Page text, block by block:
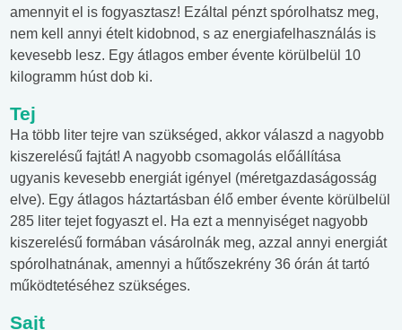
amennyit el is fogyasztasz! Ezáltal pénzt spórolhatsz meg,
nem kell annyi ételt kidobnod, s az energiafelhasználás is
kevesebb lesz. Egy átlagos ember évente körülbelül 10
kilogramm húst dob ki.
Tej
Ha több liter tejre van szükséged, akkor válaszd a nagyobb
kiszerelésű fajtát! A nagyobb csomagolás előállítása
ugyanis kevesebb energiát igényel (méretgazdaságosság
elve). Egy átlagos háztartásban élő ember évente körülbelül
285 liter tejet fogyaszt el. Ha ezt a mennyiséget nagyobb
kiszerelésű formában vásárolnák meg, azzal annyi energiát
spórolhatnának, amennyi a hűtőszekrény 36 órán át tartó
működtetéséhez szükséges.
Sajt